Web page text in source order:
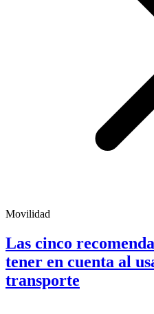
Movilidad
Las cinco
tener en cuenta al
transporte